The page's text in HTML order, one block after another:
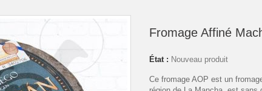
Fromage Affiné
État : Nouveau produit
Ce fromage AOP est un